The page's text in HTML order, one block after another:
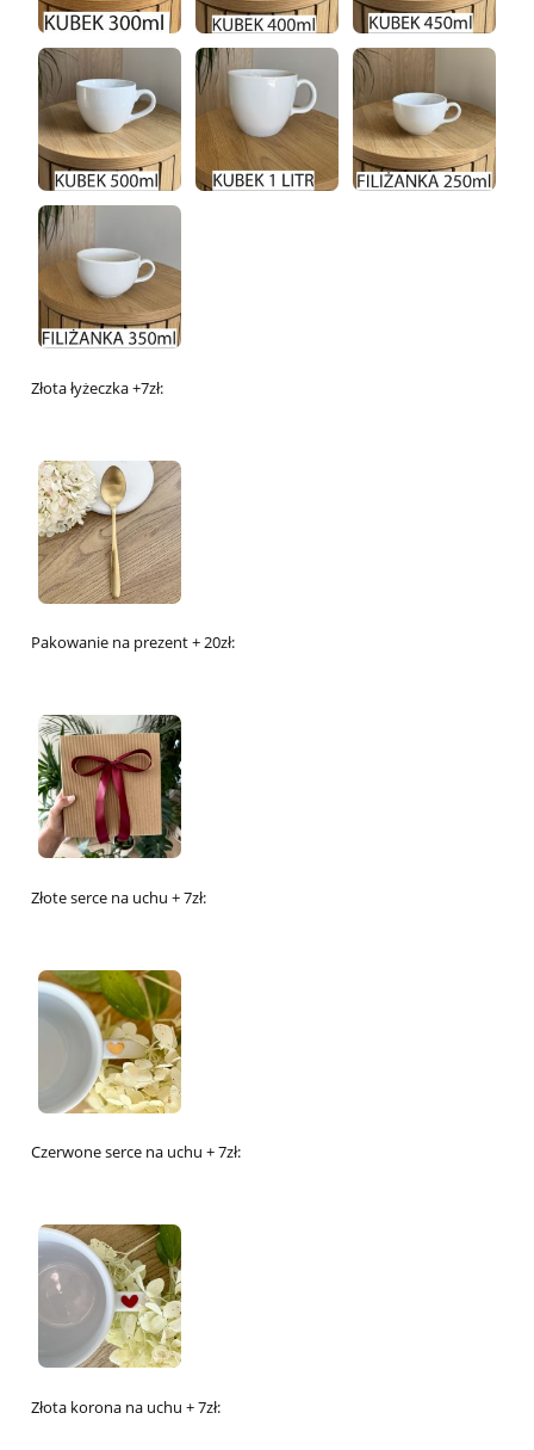
Złota łyżeczka +7zł:
Pakowanie na prezent + 20zł:
Złote serce na uchu + 7zł:
Czerwone serce na uchu + 7zł:
Złota korona na uchu + 7zł: